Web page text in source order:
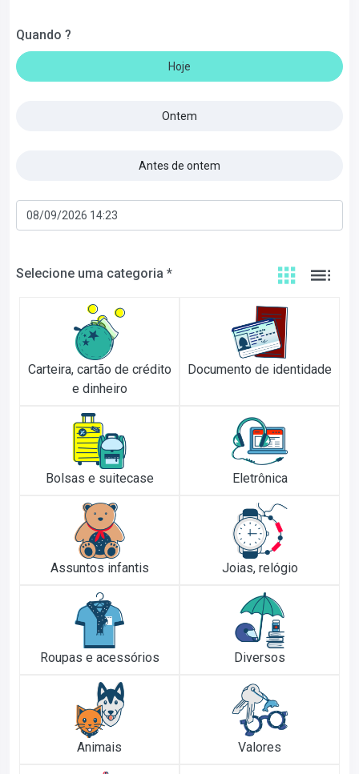
Quando ?
Hoje
Ontem
Antes de ontem
Selecione uma categoria *
Carteira, cartão de crédito
e dinheiro
Documento de identidade
Bolsas e suitecase Eletrônica
Assuntos infantis Joias, relógio
Roupas e acessórios Diversos
Animais Valores